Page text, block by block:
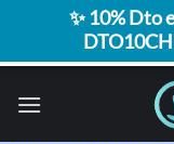
✨ 10% Dto